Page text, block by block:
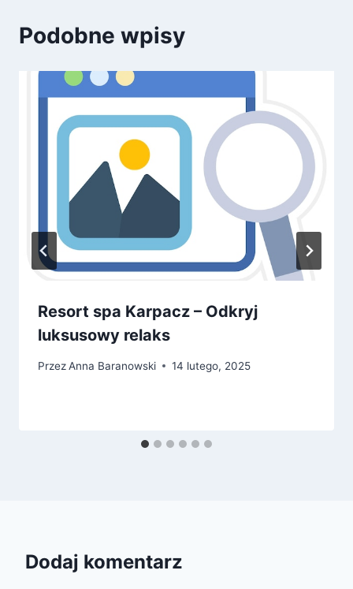
Podobne wpisy
Resort spa Karpacz – Odkryj
luksusowy relaks
PrzezAnna Baranowski 14 lutego, 2025
Dodaj komentarz